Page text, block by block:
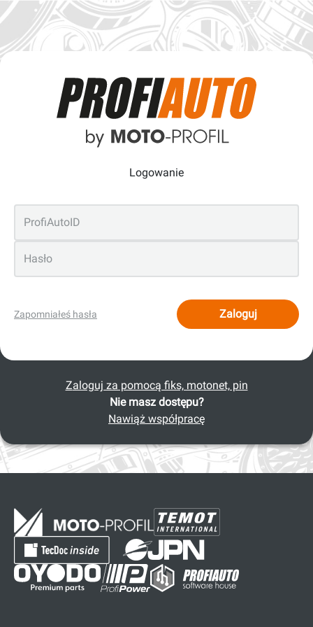
Logowanie
Zapomniałeś hasła Zaloguj
Zaloguj za pomocą fiks, motonet, pin
Nie masz dostępu?
Nawiąż współpracę